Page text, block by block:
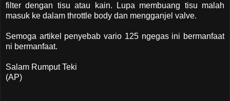
filter dengan tisu atau kain. Lupa membuang tisu malah
masuk ke dalam throttle body dan mengganjel valve.
Semoga artikel penyebab vario 125 ngegas ini bermanfaat
ni bermanfaat.
Salam Rumput Teki
(AP)